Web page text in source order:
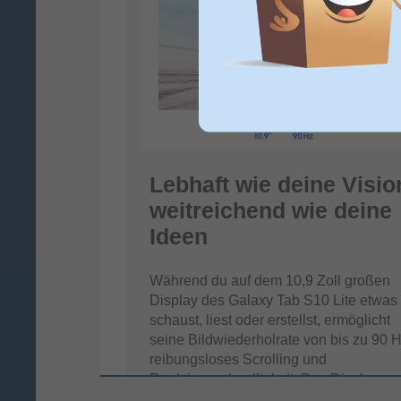
Lebhaft wie deine
weitreichend wie deine
Ideen
Während du auf dem 10,9 Zoll großen
Display des Galaxy Tab S10 Lite etwas
schaust, liest oder erstellst, ermöglicht
seine Bildwiederholrate von bis zu 90
reibungsloses Scrolling und
Reaktionsschnelligkeit. Das Display